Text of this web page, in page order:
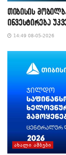
თიბისის
ინვესტირება
14:49 08-05-2026
ᲐᲮᲐᲚᲘ ᲐᲛᲑᲔᲑᲘ